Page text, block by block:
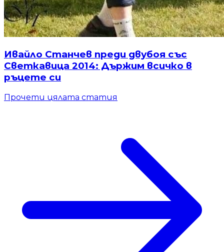
Ивайло Станчев преди двубоя със
Светкавица 2014: Държим всичко в
ръцете си
Прочети цялата статия